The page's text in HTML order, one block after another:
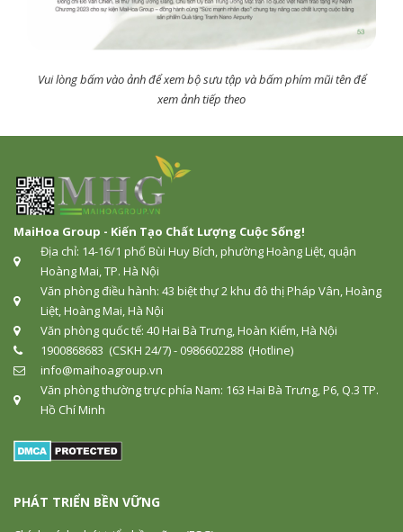
Vui lòng bấm vào ảnh để xem bộ sưu tập và bấm phím mũi tên để
xem ảnh tiếp theo
MaiHoa Group - Kiến Tạo Chất Lượng Cuộc Sống!
Địa chỉ: 14-16/1 phố Bùi Huy Bích, phường Hoàng Liệt, quận
Hoàng Mai, TP. Hà Nội
Văn phòng điều hành: 43 biệt thự 2 khu đô thị Pháp Vân, Hoàng
Liệt, Hoàng Mai, Hà Nội
Văn phòng quốc tế: 40 Hai Bà Trưng, Hoàn Kiếm, Hà Nội
1900868683 (CSKH 24/7) - 0986602288 (Hotline)
info@maihoagroup.vn
Văn phòng thường trực phía Nam: 163 Hai Bà Trưng, P6, Q.3 TP.
Hồ Chí Minh
PHÁT TRIỂN BỀN VỮNG